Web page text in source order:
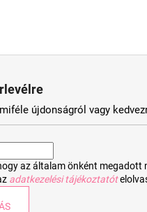
újdonságról vagy
az általam önként megadott
adatkezelési tájékoztatót